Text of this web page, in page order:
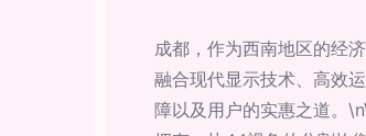
成都，作为西南地区的经
融合现代显示技术、高效
障以及用户的实惠之道。